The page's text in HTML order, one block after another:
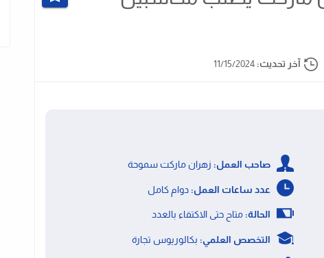
آخر تحديث: 11/15/2024
صاحب العمل: زهران ماركت سموحة
عدد ساعات العمل: دوام كامل
الحالة: متاح حتى الاكتفاء بالعدد
التخصص العلمي: بكالوريوس تجارة